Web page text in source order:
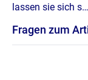
lassen sie sich s…
Fragen zum